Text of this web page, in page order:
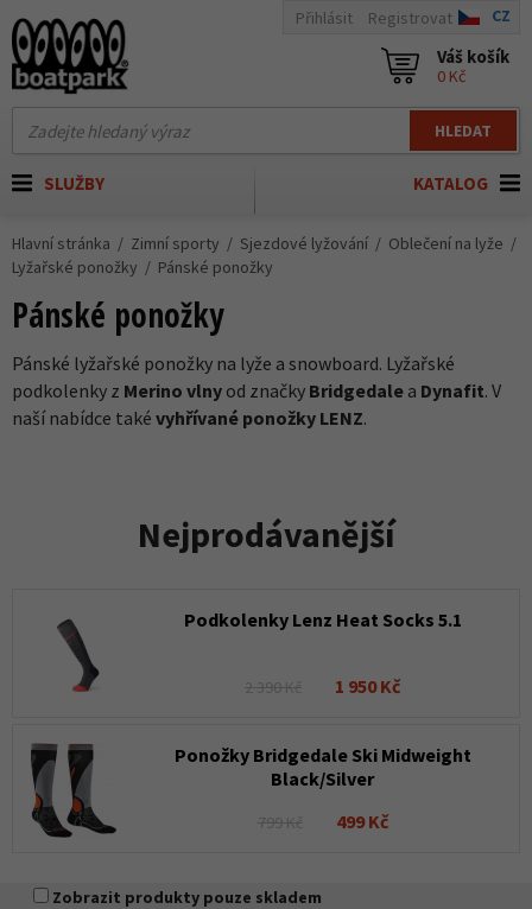
HLEDAT
Přihlásit Registrovat CZ
Váš košík
0 Kč
KATALOG
SLUŽBY
Hlavní stránka Zimní sporty Sjezdové lyžování
Oblečení na lyže
Lyžařské ponožky
Pánské ponožky
Pánské ponožky
Pánské lyžařské ponožky na lyže a snowboard. Lyžařské
podkolenky z Merino vlny od značky Bridgedale a Dynafit. V
naší nabídce také vyhřívané ponožky LENZ.
Nejprodávanější
Podkolenky Lenz Heat Socks 5.1
2 390 Kč 1 950 Kč
Ponožky Bridgedale Ski Midweight
Black/Silver
799 Kč 499 Kč
Zobrazit produkty pouze skladem